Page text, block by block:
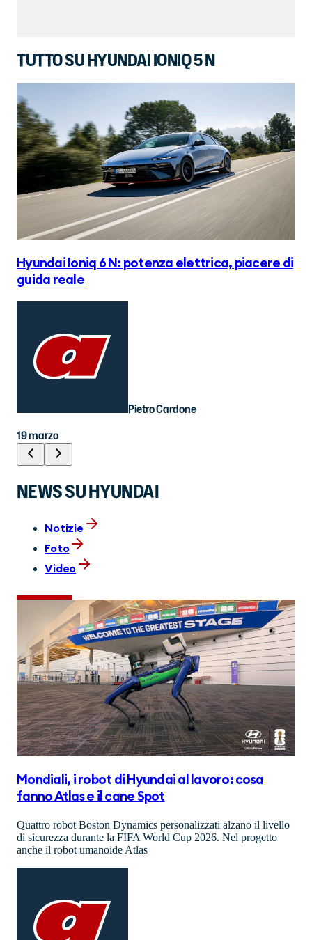
TUTTO SU HYUNDAI IONIQ 5 N
Hyundai Ioniq 6 N: potenza elettrica, piacere di
guida reale
Pietro Cardone
19 marzo
NEWS SU HYUNDAI
Notizie
Foto
Video
Mondiali, i robot di Hyundai al lavoro: cosa
fanno Atlas e il cane Spot
Quattro robot Boston Dynamics personalizzati alzano il livello
di sicurezza durante la FIFA World Cup 2026. Nel progetto
anche il robot umanoide Atlas